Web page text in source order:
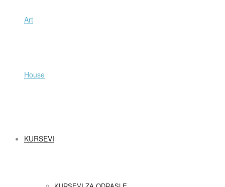
Art
House
KURSEVI